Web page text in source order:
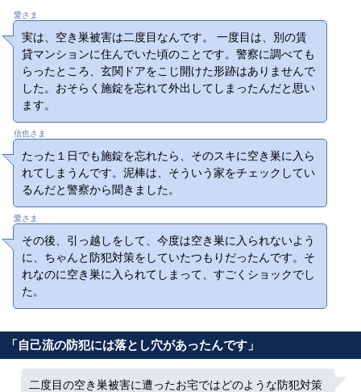
愛さま
実は、空き巣被害は二度目なんです。 一度目は、別の賃
貸マンションに住んでいた頃のことです。警察に調べても
らったところ、玄関ドアをこじ開けた形跡はありませんで
した。おそらく施錠を忘れて外出してしまったんだと思い
ます。
信也さま
たった１日でも施錠を忘れたら、そのスキに空き巣に入ら
れてしまうんです。泥棒は、そういう家をチェックしてい
るんだと警察から聞きました。
愛さま
その後、引っ越しをして、今度は空き巣に入られないよう
に、ちゃんと防犯対策をしていたつもりだったんです。そ
れなのに空き巣に入られてしまって、すごくショックでし
た。
「自己流の防犯には落とし穴があったんです」
二度目の空き巣被害に遭ったお宅ではどのような防犯対策